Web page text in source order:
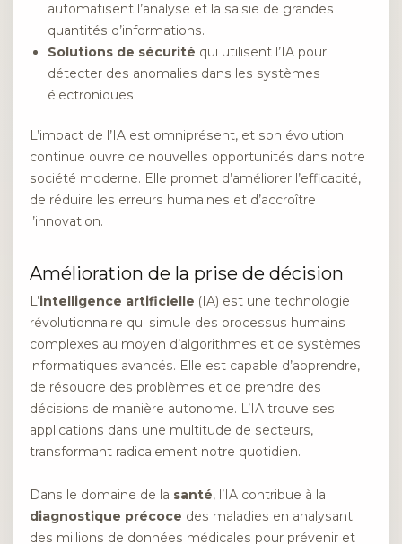
automatisent l’analyse et la saisie de grandes
quantités d’informations.
Solutions de sécurité qui utilisent l’IA pour
détecter des anomalies dans les systèmes
électroniques.
L’impact de l’IA est omniprésent, et son évolution
continue ouvre de nouvelles opportunités dans notre
société moderne. Elle promet d’améliorer l’efficacité,
de réduire les erreurs humaines et d’accroître
l’innovation.
Amélioration de la prise de décision
L’intelligence artificielle (IA) est une technologie
révolutionnaire qui simule des processus humains
complexes au moyen d’algorithmes et de systèmes
informatiques avancés. Elle est capable d’apprendre,
de résoudre des problèmes et de prendre des
décisions de manière autonome. L’IA trouve ses
applications dans une multitude de secteurs,
transformant radicalement notre quotidien.
Dans le domaine de la santé, l’IA contribue à la
diagnostique précoce des maladies en analysant
des millions de données médicales pour prévenir et